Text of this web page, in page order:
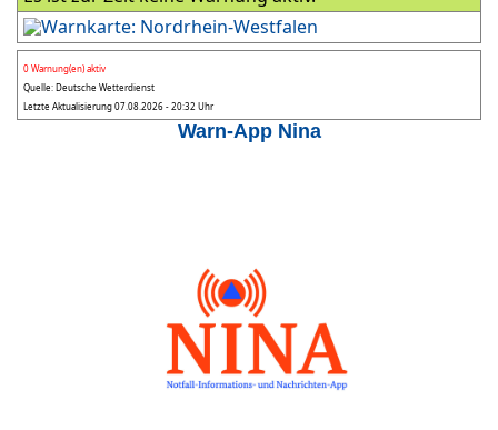
0 Warnung(en) aktiv
Quelle: Deutsche Wetterdienst
Letzte Aktualisierung 07.08.2026 - 20:32 Uhr
Warn-App Nina